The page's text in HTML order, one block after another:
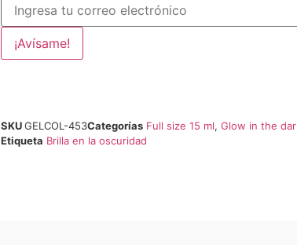
¡Avísame!
SKUGELCOL-453Categorías Full size 15 ml, Glow in the
Etiqueta Brilla en la oscuridad